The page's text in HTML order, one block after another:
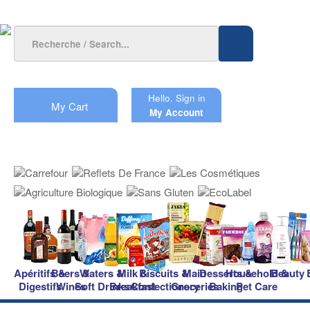
My Cart
Hello. Sign in
My Account
Apéritifs &
Digestifs
Beers &
Wines
Waters &
Soft Drinks
Milk &
Breakfast
Biscuits &
Confectionery
Main
Groceries
Desserts &
Baking
Household &
Pet Care
Beauty